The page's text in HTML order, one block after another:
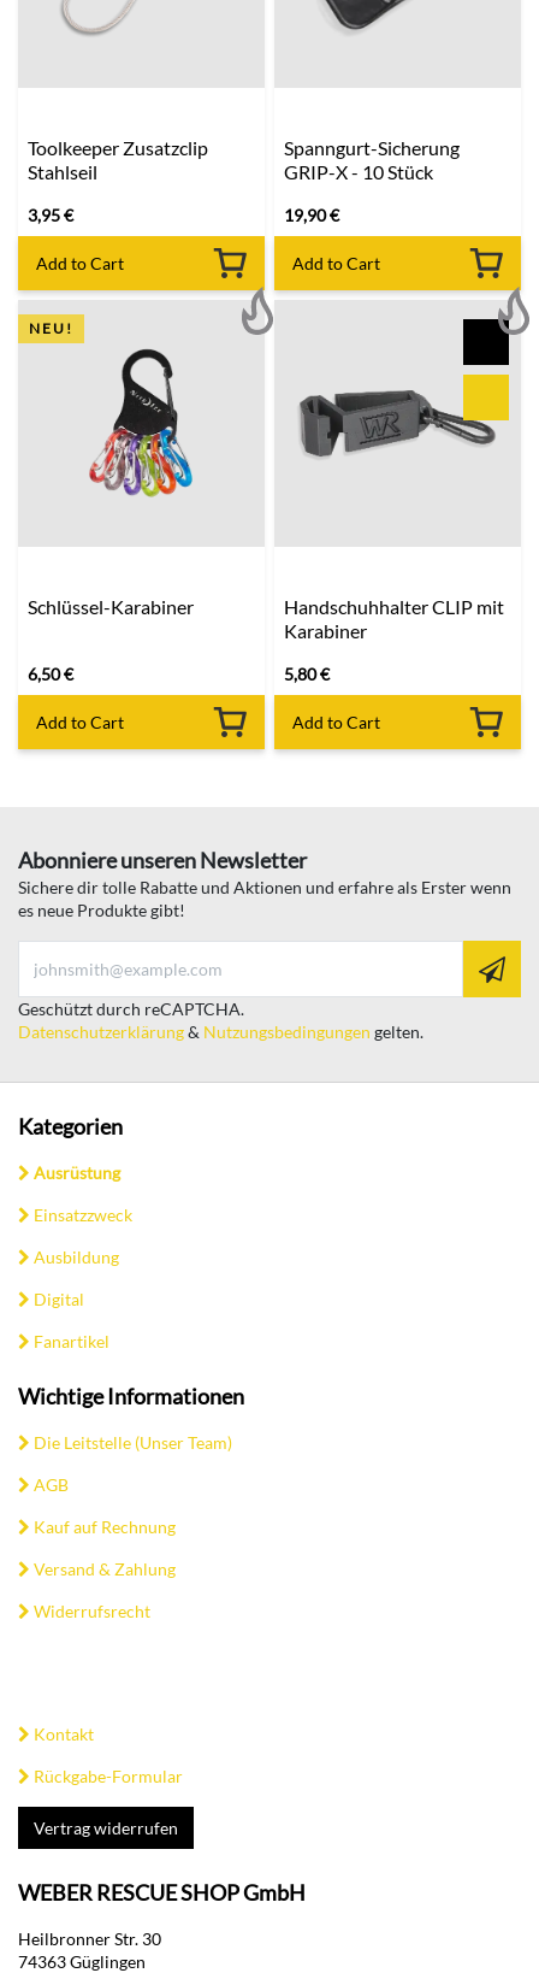
Toolkeeper Zusatzclip
Stahlseil
3,95€
Add to Cart
Spanngurt-Sicherung
GRIP-X - 10 Stück
19,90€
Add to Cart
NEU!
Schlüssel-Karabiner
6,50€
Add to Cart
Handschuhhalter CLIP mit
Karabiner
5,80€
Add to Cart
Abonniere unseren Newsletter
Sichere dir tolle Rabatte und Aktionen und erfahre als Erster wenn
es neue Produkte gibt!
Geschützt durch reCAPTCHA.
Datenschutzerklärung& Nutzungsbedingungen gelten.
Kategorien
Ausrüstung
Einsatzzweck
Ausbildung
Digital
Fanartikel
Wichtige Informationen
Die Leitstelle (Unser Team)
AGB
Kauf auf Rechnung
Versand & Zahlung
Widerrufsrecht
Kontakt
Rückgabe-Formular
Vertrag widerrufen
WEBER RESCUE SHOP GmbH
Heilbronner Str. 30
74363 Güglingen